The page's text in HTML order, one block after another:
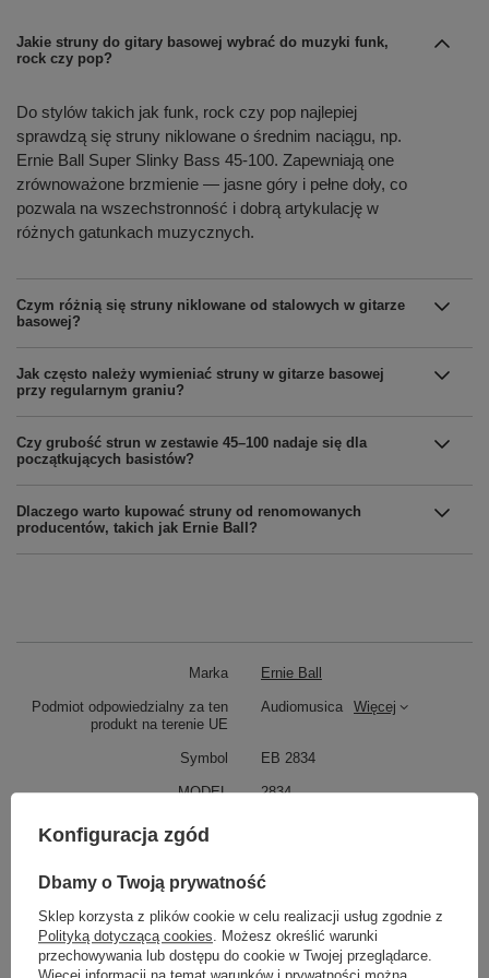
Jakie struny do gitary basowej wybrać do muzyki funk,
rock czy pop?
Do stylów takich jak funk, rock czy pop najlepiej
sprawdzą się struny niklowane o średnim naciągu, np.
Ernie Ball Super Slinky Bass 45-100. Zapewniają one
zrównoważone brzmienie — jasne góry i pełne doły, co
pozwala na wszechstronność i dobrą artykulację w
różnych gatunkach muzycznych.
Czym różnią się struny niklowane od stalowych w gitarze
basowej?
Jak często należy wymieniać struny w gitarze basowej
przy regularnym graniu?
Czy grubość strun w zestawie 45–100 nadaje się dla
początkujących basistów?
Dlaczego warto kupować struny od renomowanych
producentów, takich jak Ernie Ball?
Marka Ernie Ball
Podmiot odpowiedzialny za ten
produkt na terenie UE
Audiomusica Więcej
Symbol EB 2834
MODEL 2834
ILOŚĆ STRUN
RODZAJ Gitara Basowa
KATEGORIA
STRUNY
DO GITARY BASOWEJ
Konfiguracja zgód
Dbamy o Twoją prywatność
Sklep korzysta z plików cookie w celu realizacji usług zgodnie z
Polityką dotyczącą cookies. Możesz określić warunki
przechowywania lub dostępu do cookie w Twojej przeglądarce.